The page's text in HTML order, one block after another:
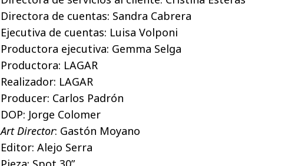
Directora de cuentas: Sandra Cabrera
Ejecutiva de cuentas: Luisa Volponi
Productora ejecutiva: Gemma Selga
Productora: LAGAR
Realizador: LAGAR
Producer: Carlos Padrón
DOP: Jorge Colomer
Art Director: Gastón Moyano
Editor: Alejo Serra